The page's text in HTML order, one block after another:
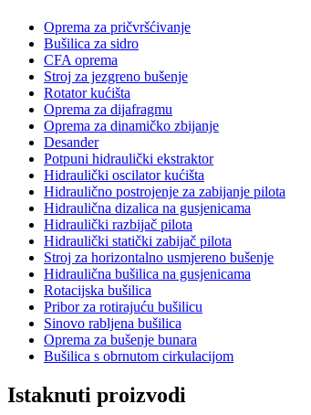
Oprema za pričvršćivanje
Bušilica za sidro
CFA oprema
Stroj za jezgreno bušenje
Rotator kućišta
Oprema za dijafragmu
Oprema za dinamičko zbijanje
Desander
Potpuni hidraulički ekstraktor
Hidraulički oscilator kućišta
Hidraulično postrojenje za zabijanje pilota
Hidraulična dizalica na gusjenicama
Hidraulički razbijač pilota
Hidraulički statički zabijač pilota
Stroj za horizontalno usmjereno bušenje
Hidraulična bušilica na gusjenicama
Rotacijska bušilica
Pribor za rotirajuću bušilicu
Sinovo rabljena bušilica
Oprema za bušenje bunara
Bušilica s obrnutom cirkulacijom
Istaknuti proizvodi